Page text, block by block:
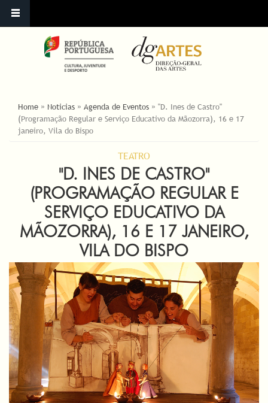
YOU ARE HERE
Home » Noticias » Agenda de Eventos » "D. Ines de Castro"
(Programação Regular e Serviço Educativo da Mãozorra), 16 e 17
janeiro, Vila do Bispo
TEATRO
"D. INES DE CASTRO"
(PROGRAMAÇÃO REGULAR E
SERVIÇO EDUCATIVO DA
MÃOZORRA), 16 E 17 JANEIRO,
VILA DO BISPO